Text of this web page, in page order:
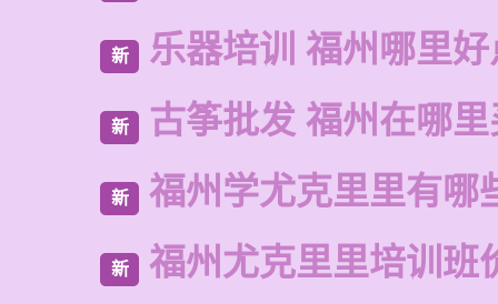
新 乐器培训 福州哪里
新 古筝批发 福州在哪
新 福州学尤克里里有哪
新 福州尤克里里培训班